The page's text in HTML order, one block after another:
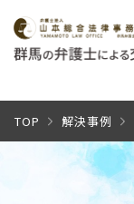
TOP 解決事例